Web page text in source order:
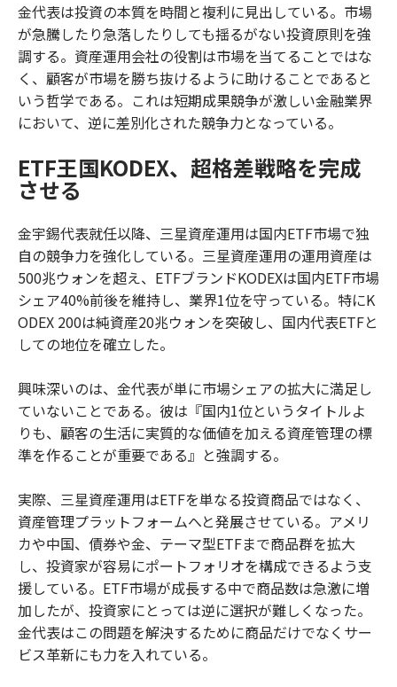
金代表は投資の本質を時間と複利に見出している。市場
が急騰したり急落したりしても揺るがない投資原則を強
調する。資産運用会社の役割は市場を当てることではな
く、顧客が市場を勝ち抜けるように助けることであると
いう哲学である。これは短期成果競争が激しい金融業界
において、逆に差別化された競争力となっている。
ETF王国KODEX、超格差戦略を完成
させる
金宇錫代表就任以降、三星資産運用は国内ETF市場で独
自の競争力を強化している。三星資産運用の運用資産は
500兆ウォンを超え、ETFブランドKODEXは国内ETF市場
シェア40%前後を維持し、業界1位を守っている。特にK
ODEX 200は純資産20兆ウォンを突破し、国内代表ETFと
しての地位を確立した。
興味深いのは、金代表が単に市場シェアの拡大に満足し
ていないことである。彼は『国内1位というタイトルよ
りも、顧客の生活に実質的な価値を加える資産管理の標
準を作ることが重要である』と強調する。
実際、三星資産運用はETFを単なる投資商品ではなく、
資産管理プラットフォームへと発展させている。アメリ
カや中国、債券や金、テーマ型ETFまで商品群を拡大
し、投資家が容易にポートフォリオを構成できるよう支
援している。ETF市場が成長する中で商品数は急激に増
加したが、投資家にとっては逆に選択が難しくなった。
金代表はこの問題を解決するために商品だけでなくサー
ビス革新にも力を入れている。